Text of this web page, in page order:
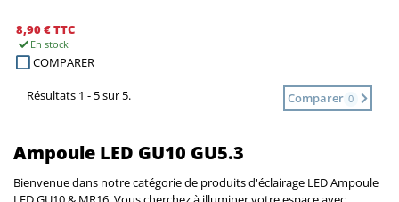
8,90 €TTC
En stock
COMPARER
Comparer 0
Résultats 1 - 5 sur 5.
Ampoule LED GU10 GU5.3
Bienvenue dans notre catégorie de produits d'éclairage LED Ampoule